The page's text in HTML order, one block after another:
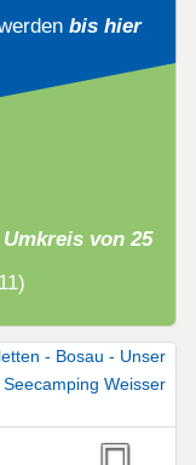
bis hier
Umkreis von 25